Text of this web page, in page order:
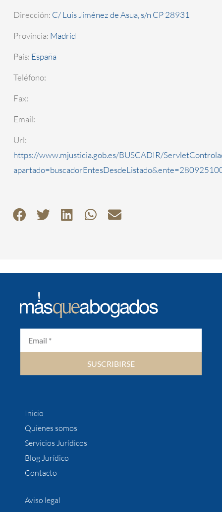
Dirección: C/ Luis Jiménez de Asua, s/n CP 28931
Provincia: Madrid
País: España
Teléfono:
Fax:
Email:
Url:
https://www.mjusticia.gob.es/BUSCADIR/
SUSCRIBIRSE
Inicio
Quienes somos
Servicios Jurídicos
Blog Jurídico
Contacto
Aviso legal